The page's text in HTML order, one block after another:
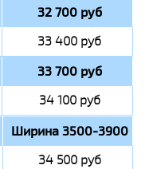
32 700 руб
33 400 руб
33 700 руб
34 100 руб
Ширина 3500-3900
34 500 руб